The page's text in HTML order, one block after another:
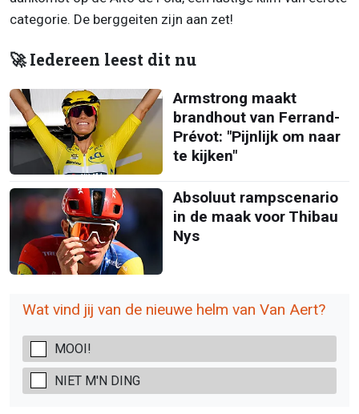
categorie. De berggeiten zijn aan zet!
🚀 Iedereen leest dit nu
Armstrong maakt
brandhout van Ferrand-
Prévot: "Pijnlijk om naar
te kijken"
Absoluut rampscenario
in de maak voor Thibau
Nys
Wat vind jij van de nieuwe helm van Van Aert?
MOOI!
NIET M'N DING